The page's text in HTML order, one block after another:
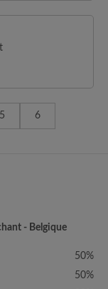
5 6
- Belgique
50%
50%